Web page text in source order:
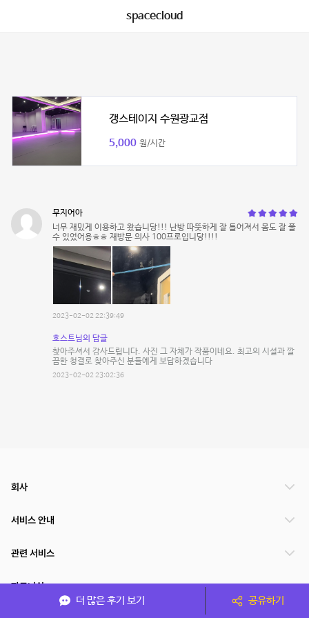
spacecloud
갱스테이지 수원광교점
5,000 원/시간
무지어아
너무 재밌게 이용하고 왔습니당!!! 난방 따뜻하게 잘 틀어져서 몸도 잘 풀
수 있었어용ㅎㅎ 재방문 의사 100프로입니당!!!!
2023-02-02 22:39:49
호스트님의 답글
찾아주셔서 감사드립니다. 사진 그 자체가 작품이네요. 최고의 시설과 깔
끔한 청결로 찾아주신 분들에게 보답하겠습니다
2023-02-02 23:02:36
더 많은 후기 보기 공유하기
회사
서비스 안내
관련 서비스
파트너쉽